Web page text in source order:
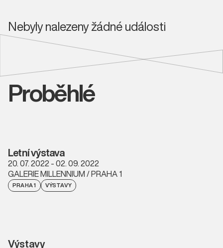
Nebyly nalezeny žádné události
Proběhlé
Letní výstava
20. 07. 2022 - 02. 09. 2022
GALERIE MILLENNIUM / PRAHA 1
PRAHA 1 VÝSTAVY
Výstavy